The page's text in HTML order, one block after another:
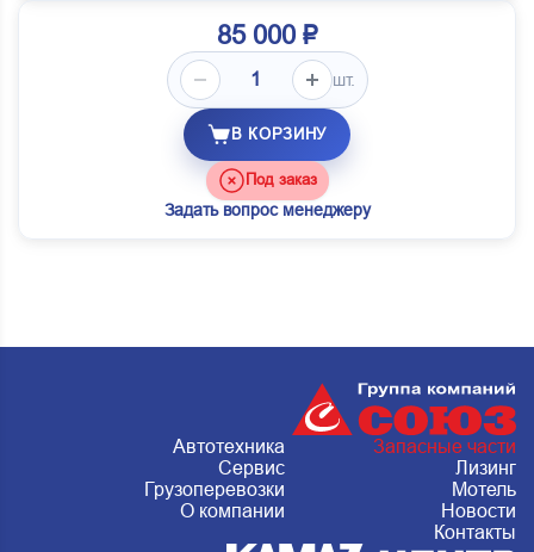
85 000 ₽
шт.
В КОРЗИНУ
Под заказ
Задать вопрос менеджеру
Автотехника
Запасные части
Сервис
Лизинг
Грузоперевозки
Мотель
О компании
Новости
Контакты